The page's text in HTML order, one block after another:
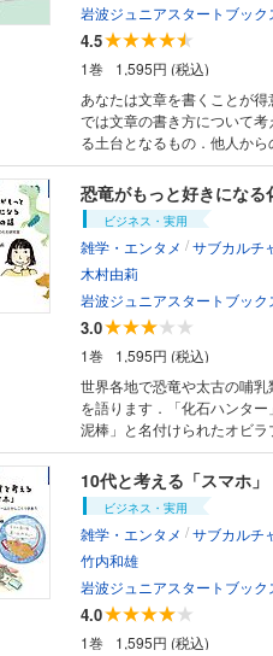
岩波ジュニアスタートブック
4.5
1巻
1,595円 (税込)
あなたは文章を書くことが
では文章の書き方について
る土台となるもの．他人か
どうすればよいのでしょう
魅力を伝えます．※この電子
り，タブレットなど大きなデ
います．また，文字だけを
書の参照，引用などの機能は
恐竜がもっと好きにな
ビジネス・実用
雑学・エンタメ /サブカルチ
木村由莉
岩波ジュニアスタートブック
3.0
1巻
1,595円 (税込)
世界各地で恐竜や太古の哺
を語ります．「化石ハンタ
泥棒」と名付けられたオビ
ス，史上最大の陸生肉食哺
進化をわかりやすく解説します． ※この電子書籍は「固定レイ
で作成されており，タブレ
むことに適しています．ま
イト，検索，辞書の参照，引
10代と考える「スマホ
ビジネス・実用
雑学・エンタメ /サブカルチ
竹内和雄
岩波ジュニアスタートブック
4.0
1巻
1,595円 (税込)